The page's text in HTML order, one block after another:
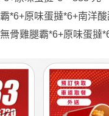
*6+原味蛋撻*6+南洋
骨雞腿霸*6+原味蛋撻